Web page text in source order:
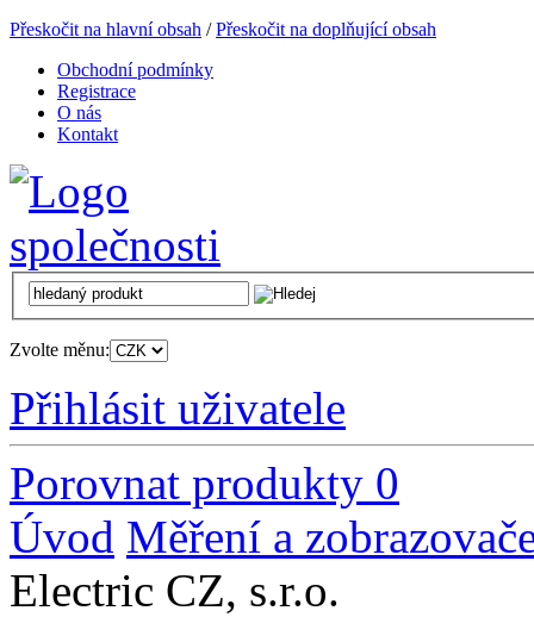
Přeskočit na hlavní obsah /Přeskočit na doplňující obsah
Obchodní podmínky
Registrace
O nás
Kontakt
Zvolte měnu:
Přihlásit uživatele
Porovnat produkty 0
Úvod Měření a
Electric CZ, s.r.o.